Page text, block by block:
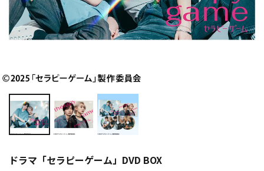
ドラマ「セラピーゲーム」DVD BOX